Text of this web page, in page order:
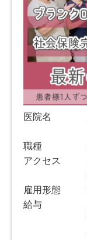
医院名
職種
アクセス
雇用形態
給与